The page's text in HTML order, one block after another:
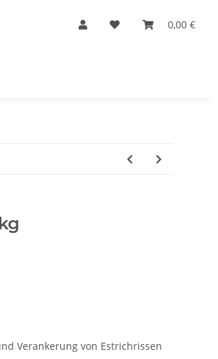
0,00 €
Verankerung von Estrichrissen